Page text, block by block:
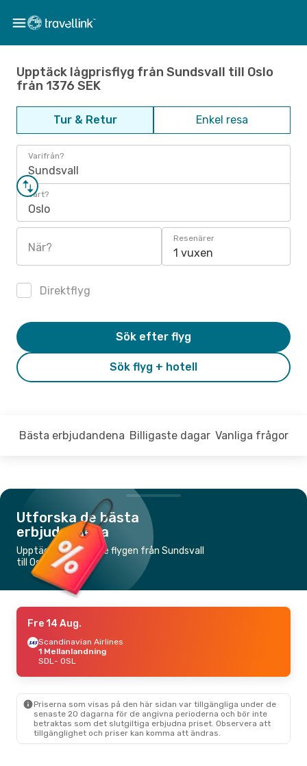
Upptäck lågprisflyg från Sundsvall till Oslo
från 1376 SEK
Tur & Retur Enkel resa
Varifrån?
Sundsvall
Vart?
Oslo
När?
Resenärer
1 vuxen
Direktflyg
Sök flyg + hotell
Sök efter flyg
Bästa erbjudandena Billigaste dagar Vanliga frågor
Utforska de bästa
erbjudandena
Upptäck de billigaste flygen från Sundsvall
till Oslo
Fre 14 Aug.
Scandinavian Airlines
1 Mellanlandning
SDL- OSL
Priserna som visas på den här sidan var tillgängliga under de
senaste 20 dagarna för de angivna perioderna och bör inte
betraktas som det slutgiltiga erbjudna priset. Observera att
tillgänglighet och priser kan komma att ändras.